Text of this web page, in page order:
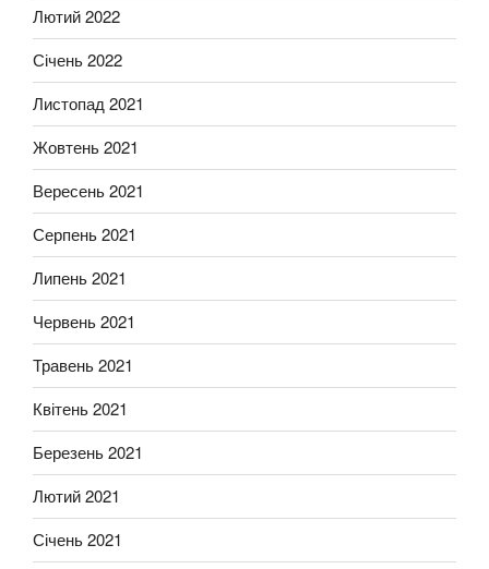
Лютий 2022
Січень 2022
Листопад 2021
Жовтень 2021
Вересень 2021
Серпень 2021
Липень 2021
Червень 2021
Травень 2021
Квітень 2021
Березень 2021
Лютий 2021
Січень 2021